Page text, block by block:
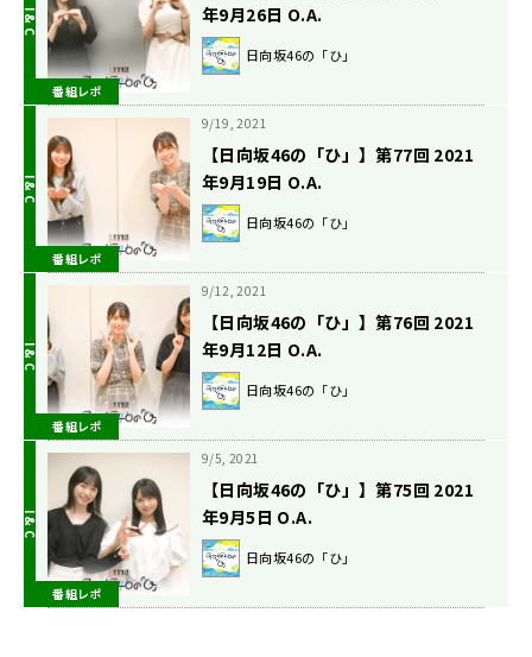
番組レポ
年9月26日 O.A.
日向坂46の「ひ」
番組レポ
9/19, 2021
【日向坂46の「ひ」】第77回 2021
年9月19日 O.A.
日向坂46の「ひ」
番組レポ
9/12, 2021
【日向坂46の「ひ」】第76回 2021
年9月12日 O.A.
日向坂46の「ひ」
番組レポ
9/5, 2021
【日向坂46の「ひ」】第75回 2021
年9月5日 O.A.
日向坂46の「ひ」